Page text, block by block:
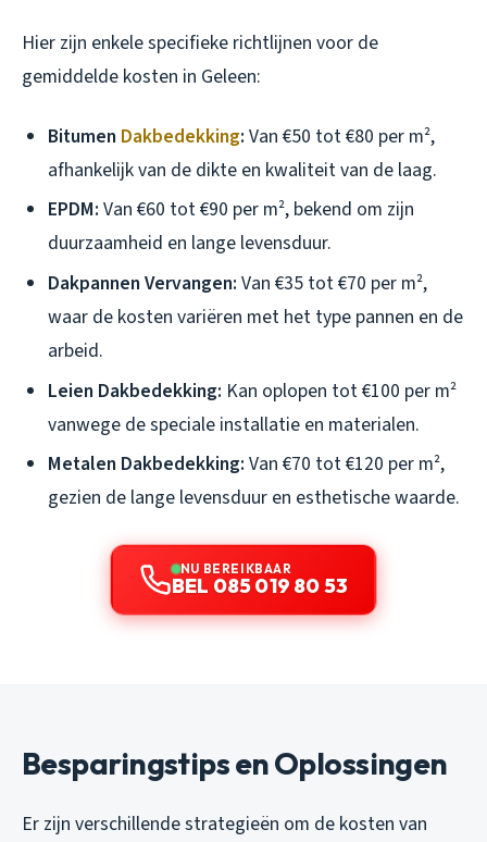
Hier zijn enkele specifieke richtlijnen voor de
gemiddelde kosten in Geleen:
Bitumen Dakbedekking: Van €50 tot €80 per m²,
afhankelijk van de dikte en kwaliteit van de laag.
EPDM: Van €60 tot €90 per m², bekend om zijn
duurzaamheid en lange levensduur.
Dakpannen Vervangen: Van €35 tot €70 per m²,
waar de kosten variëren met het type pannen en de
arbeid.
Leien Dakbedekking: Kan oplopen tot €100 per m²
vanwege de speciale installatie en materialen.
Metalen Dakbedekking: Van €70 tot €120 per m²,
gezien de lange levensduur en esthetische waarde.
NU BEREIKBAAR
BEL 085 019 80 53
Besparingstips en Oplossingen
Er zijn verschillende strategieën om de kosten van